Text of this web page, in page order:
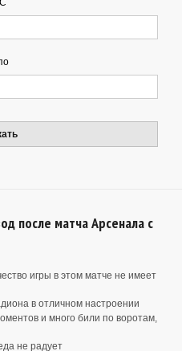
после матча Арсенала с
игры в этом матче не имеет
в отличном настроении
и много били по воротам,
не радует